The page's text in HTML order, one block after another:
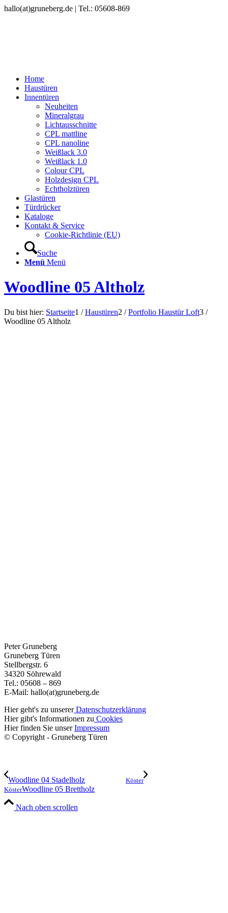
hallo(at)gruneberg.de | Tel.: 05608-869
Home
Haustüren
Innentüren
Neuheiten
Mineralgrau
Lichtausschnitte
CPL mattline
CPL nanoline
Weißlack 3.0
Weißlack 1.0
Colour CPL
Holzdesign CPL
Echtholztüren
Glastüren
Türdrücker
Kataloge
Kontakt & Service
Cookie-Richtlinie (EU)
Suche
Menü Menü
Woodline 05 Altholz
Du bist hier: Startseite1 / Haustüren2 / Portfolio Haustür Loft3 /
Woodline 05 Altholz
Peter Gruneberg
Gruneberg Türen
Stellbergstr. 6
34320 Söhrewald
Tel.: 05608 – 869
E-Mail: hallo(at)gruneberg.de
Hier geht's zu unsererDatenschutzerklärung
Hier gibt's Informationen zu Cookies
Hier finden Sie unserImpressum
© Copyright - Gruneberg Türen
Woodline 04 Stadelholz
Köster
KösterWoodline 05 Brettholz
Nach oben scrollen